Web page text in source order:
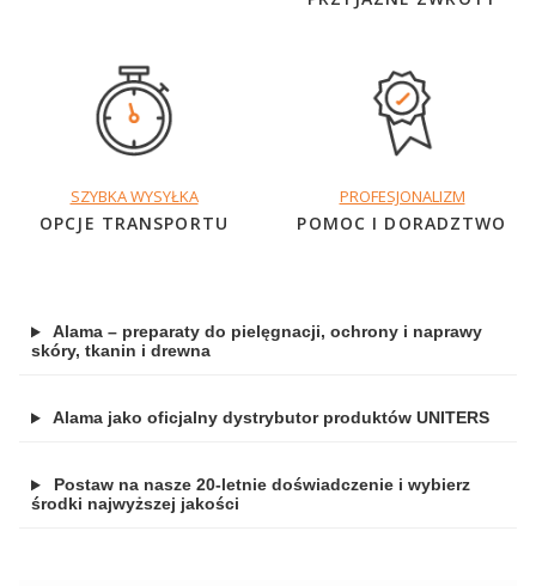
SZYBKA WYSYŁKA
OPCJE TRANSPORTU
PROFESJONALIZM
POMOC I DORADZTWO
Alama – preparaty do pielęgnacji, ochrony i naprawy
skóry, tkanin i drewna
Alama jako oficjalny dystrybutor produktów UNITERS
Postaw na nasze 20-letnie doświadczenie i wybierz
środki najwyższej jakości